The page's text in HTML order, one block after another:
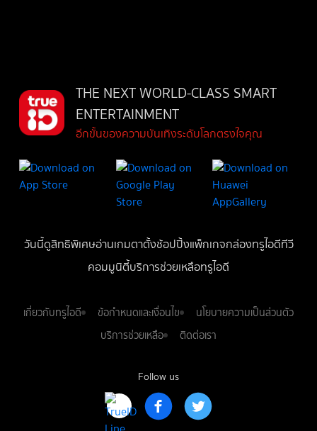
Follow us
THE NEXT WORLD-CLASS SMART
ENTERTAINMENT
อีกขั้นของความบันเทิงระดับโลกตรงใจคุณ
วันนี้ดูสิทธิพิเศษอ่านเกมตาตั้งช้อปปิ้งแพ็กเกจกล่องทรูไอดีทีวี
คอมมูนิตี้บริการช่วยเหลือทรูไอดี
เกี่ยวกับทรูไอดี ข้อกำหนดและเงื่อนไข
นโยบายความเป็นส่วนตัว
บริการช่วยเหลือ
ติดต่อเรา